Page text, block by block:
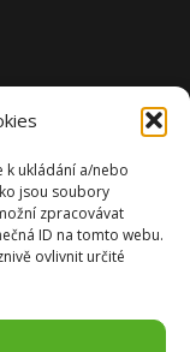
k ukládání a/nebo
jsou soubory
zpracovávat
ID na tomto webu.
ovlivnit určité